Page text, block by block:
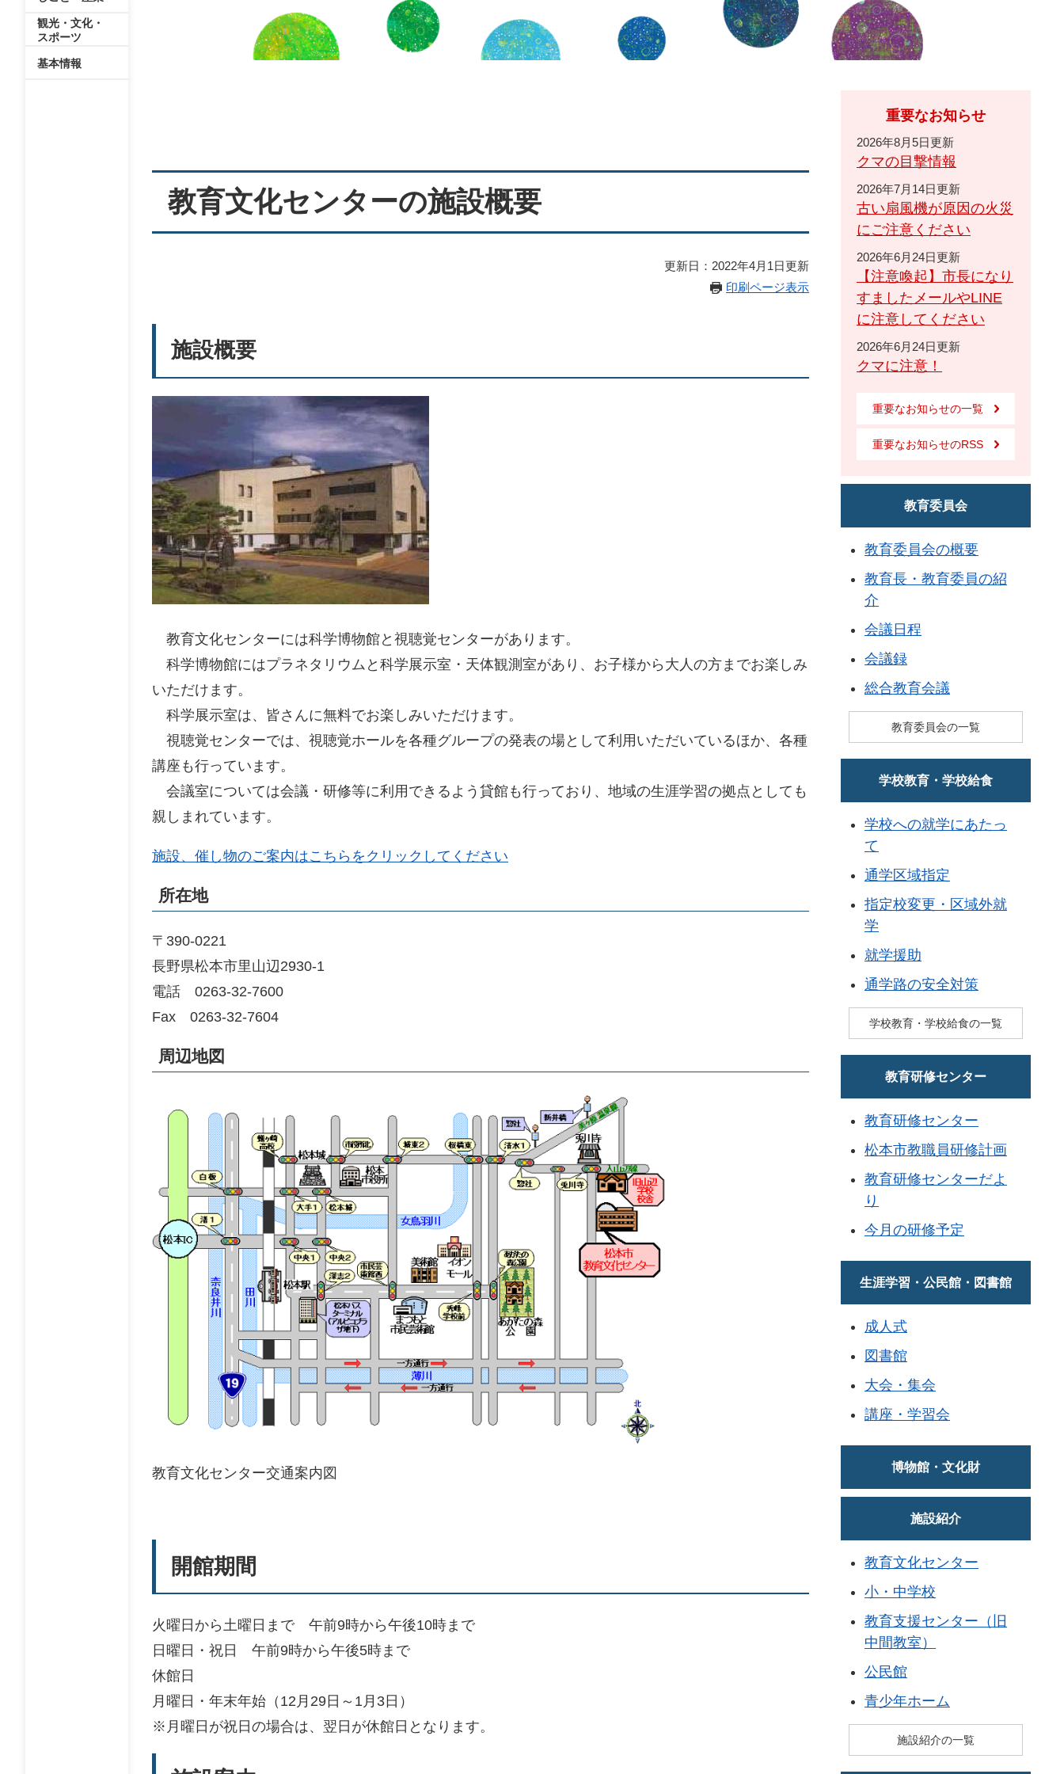
観光・文化・
スポーツ
基本情報
教育文化センターの施設概要
更新日：2022年4月1日更新
印刷ページ表示
施設概要
教育文化センターには科学博物館と視聴覚センターがあります。
科学博物館にはプラネタリウムと科学展示室・天体観測室があり、お子様から大人の方までお楽しみ
いただけます。
科学展示室は、皆さんに無料でお楽しみいただけます。
視聴覚センターでは、視聴覚ホールを各種グループの発表の場として利用いただいているほか、各種
講座も行っています。
会議室については会議・研修等に利用できるよう貸館も行っており、地域の生涯学習の拠点としても
親しまれています。
施設、催し物のご案内はこちらをクリックしてください
所在地
〒390-0221
長野県松本市里山辺2930-1
電話 0263-32-7600
Fax 0263-32-7604
周辺地図
教育文化センター交通案内図
開館期間
火曜日から土曜日まで 午前9時から午後10時まで
日曜日・祝日 午前9時から午後5時まで
休館日
月曜日・年末年始（12月29日～1月3日）
※月曜日が祝日の場合は、翌日が休館日となります。
重要なお知らせ
2026年8月5日更新
クマの目撃情報
2026年7月14日更新
古い扇風機が原因の火災
にご注意ください
2026年6月24日更新
【注意喚起】市長になり
すましたメールやLINE
に注意してください
2026年6月24日更新
クマに注意！
重要なお知らせの一覧
重要なお知らせのRSS
教育委員会
教育委員会の概要
教育長・教育委員の紹
介
会議日程
会議録
総合教育会議
教育委員会の一覧
学校教育・学校給食
学校への就学にあたっ
て
通学区域指定
指定校変更・区域外就
学
就学援助
通学路の安全対策
学校教育・学校給食の一覧
教育研修センター
教育研修センター
松本市教職員研修計画
教育研修センターだよ
り
今月の研修予定
生涯学習・公民館・図書館
成人式
図書館
大会・集会
講座・学習会
博物館・文化財
施設紹介
教育文化センター
小・中学校
教育支援センター（旧
中間教室）
公民館
青少年ホーム
施設紹介の一覧